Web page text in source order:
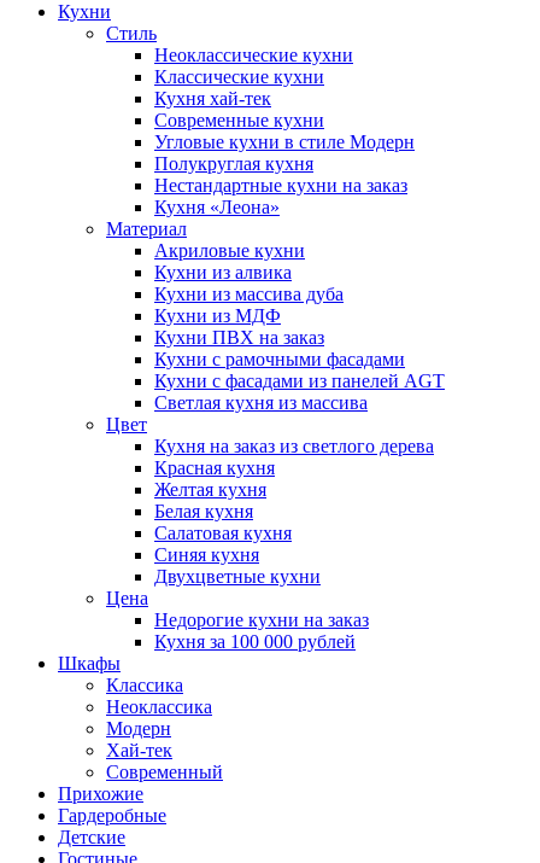
Кухни
Стиль
Неоклассические кухни
Классические кухни
Кухня хай-тек
Современные кухни
Угловые кухни в стиле Модерн
Полукруглая кухня
Нестандартные кухни на заказ
Кухня «Леона»
Материал
Акриловые кухни
Кухни из алвика
Кухни из массива дуба
Кухни из МДФ
Кухни ПВХ на заказ
Кухни с рамочными фасадами
Кухни с фасадами из панелей AGT
Светлая кухня из массива
Цвет
Кухня на заказ из светлого дерева
Красная кухня
Желтая кухня
Белая кухня
Салатовая кухня
Синяя кухня
Двухцветные кухни
Цена
Недорогие кухни на заказ
Кухня за 100 000 рублей
Шкафы
Классика
Неоклассика
Модерн
Хай-тек
Современный
Прихожие
Гардеробные
Детские
Гостиные